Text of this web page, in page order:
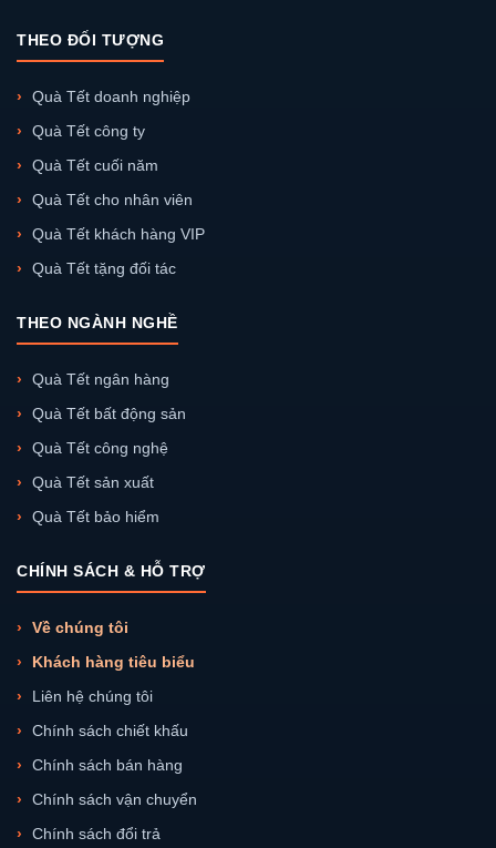
THEO ĐỐI TƯỢNG
Quà Tết doanh nghiệp
Quà Tết công ty
Quà Tết cuối năm
Quà Tết cho nhân viên
Quà Tết khách hàng VIP
Quà Tết tặng đối tác
THEO NGÀNH NGHỀ
Quà Tết ngân hàng
Quà Tết bất động sản
Quà Tết công nghệ
Quà Tết sản xuất
Quà Tết bảo hiểm
CHÍNH SÁCH & HỖ TRỢ
Về chúng tôi
Khách hàng tiêu biểu
Liên hệ chúng tôi
Chính sách chiết khấu
Chính sách bán hàng
Chính sách vận chuyển
Chính sách đổi trả